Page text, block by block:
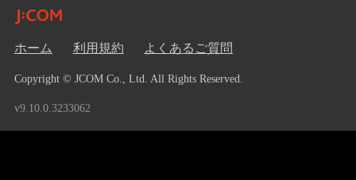
ホーム 利用規約 よくあるご質問
Copyright © JCOM Co., Ltd. All Rights Reserved.
v9.10.0.3233062